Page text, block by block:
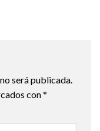
será publicada.
con*